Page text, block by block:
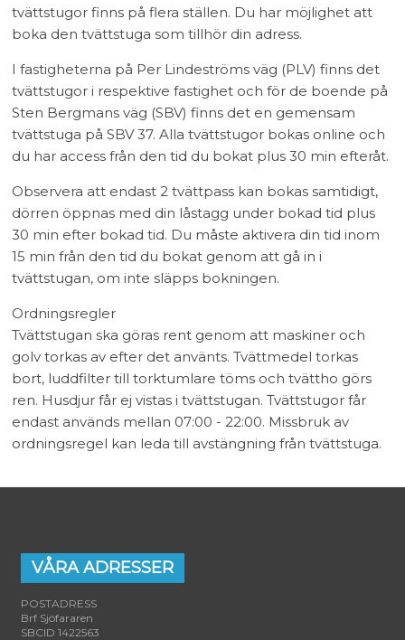
tvättstugor finns på flera ställen. Du har möjlighet att
boka den tvättstuga som tillhör din adress.
I fastigheterna på Per Lindeströms väg (PLV) finns det
tvättstugor i respektive fastighet och för de boende på
Sten Bergmans väg (SBV) finns det en gemensam
tvättstuga på SBV 37. Alla tvättstugor bokas online och
du har access från den tid du bokat plus 30 min efteråt.
Observera att endast 2 tvättpass kan bokas samtidigt,
dörren öppnas med din låstagg under bokad tid plus
30 min efter bokad tid. Du måste aktivera din tid inom
15 min från den tid du bokat genom att gå in i
tvättstugan, om inte släpps bokningen.
Ordningsregler
Tvättstugan ska göras rent genom att maskiner och
golv torkas av efter det använts. Tvättmedel torkas
bort, luddfilter till torktumlare töms och tvättho görs
ren. Husdjur får ej vistas i tvättstugan. Tvättstugor får
endast används mellan 07:00 - 22:00. Missbruk av
ordningsregel kan leda till avstängning från tvättstuga.
VÅRA ADRESSER
POSTADRESS
Brf Sjöfararen
SBCID 1422563